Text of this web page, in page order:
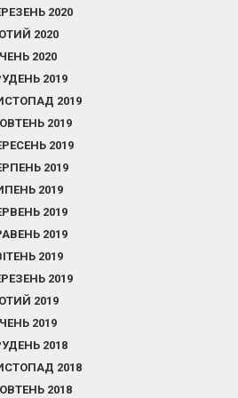
2020
2020
2020
2019
2019
2019
2019
2019
2019
2019
2019
2019
2019
2019
2019
2018
2018
2018